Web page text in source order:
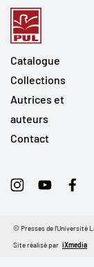
Catalogue
Collections
Autrices et
auteurs
Contact
InstagramYoutube
Site réalisé par iXmedia
© Presses de l'Université